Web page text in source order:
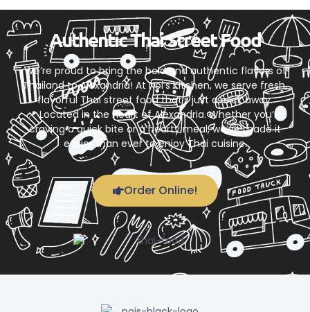
Authentic Thai Street Food
We’re proud to bring the bold and authentic flavors of
Thailand to Alexandria! At Noi’s Kitchen, we serve fresh,
flavorful Thai street food that’s just a click away.
📍 Located in the heart of Alexandria. Whether you’re
craving a quick bite or a hearty meal, we’ve made it
easier than ever to enjoy Thai cuisine.
Order Online!